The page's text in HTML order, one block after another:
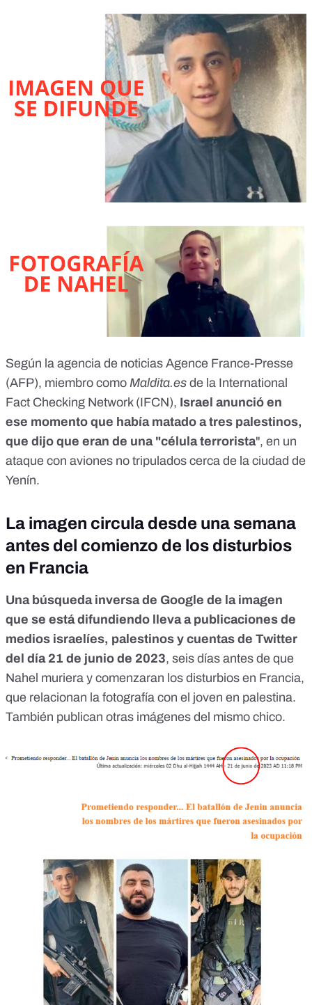
Según la agencia de noticias Agence France-Presse
(AFP), miembro como Maldita.es de la International
Fact Checking Network (IFCN), Israel anunció en
ese momento que había matado a tres palestinos,
que dijo que eran de una "célula terrorista", en un
ataque con aviones no tripulados cerca de la ciudad de
Yenín.
La imagen circula desde una semana
antes del comienzo de los disturbios
en Francia
Una búsqueda inversa de Google de la imagen
que se está difundiendo lleva apublicaciones de
medios israelíes, palestinos y cuentas de Twitter
del día 21 de junio de 2023, seis días antes de que
Nahel muriera y comenzaran los disturbios en Francia,
que relacionan la fotografía con el joven en palestina.
También publican otras imágenes del mismo chico.